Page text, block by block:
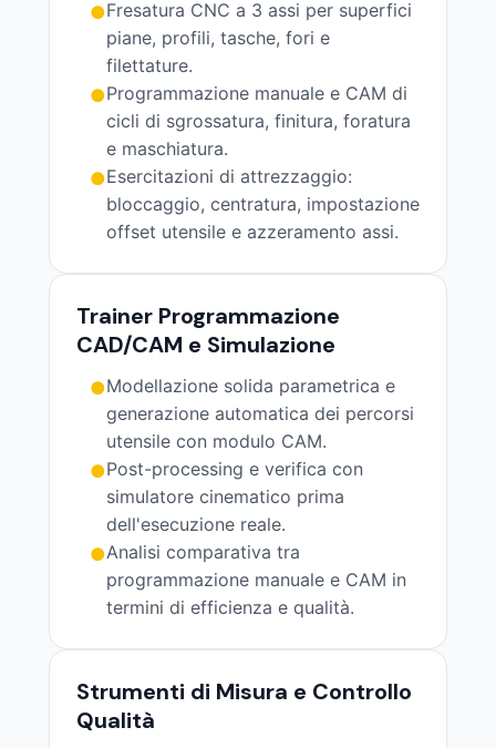
●Fresatura CNC a 3 assi per superfici
piane, profili, tasche, fori e
filettature.
●Programmazione manuale e CAM di
cicli di sgrossatura, finitura, foratura
e maschiatura.
●Esercitazioni di attrezzaggio:
bloccaggio, centratura, impostazione
offset utensile e azzeramento assi.
Trainer Programmazione
CAD/CAM e Simulazione
●Modellazione solida parametrica e
generazione automatica dei percorsi
utensile con modulo CAM.
●Post-processing e verifica con
simulatore cinematico prima
dell'esecuzione reale.
●Analisi comparativa tra
programmazione manuale e CAM in
termini di efficienza e qualità.
Strumenti di Misura e Controllo
Qualità